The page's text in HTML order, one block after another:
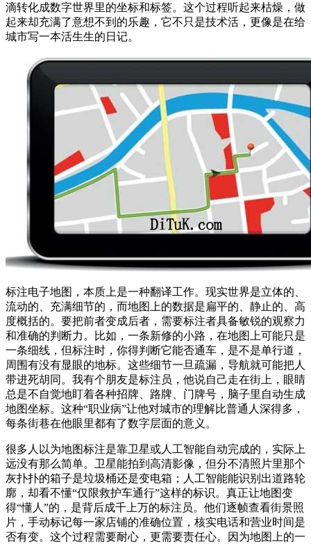
滴转化成数字世界里的坐标和标签。这个过程听起来枯燥，做
起来却充满了意想不到的乐趣，它不只是技术活，更像是在给
城市写一本活生生的日记。
标注电子地图，本质上是一种翻译工作。现实世界是立体的、
流动的、充满细节的，而地图上的数据是扁平的、静止的、高
度概括的。要把前者变成后者，需要标注者具备敏锐的观察力
和准确的判断力。比如，一条新修的小路，在地图上可能只是
一条细线，但标注时，你得判断它能否通车，是不是单行道，
周围有没有显眼的地标。这些细节一旦疏漏，导航就可能把人
带进死胡同。我有个朋友是标注员，他说自己走在街上，眼睛
总是不自觉地盯着各种招牌、路牌、门牌号，脑子里自动生成
地图坐标。这种“职业病”让他对城市的理解比普通人深得多，
每条街巷在他眼里都有了数字层面的意义。
很多人以为地图标注是靠卫星或人工智能自动完成的，实际上
远没有那么简单。卫星能拍到高清影像，但分不清照片里那个
灰扑扑的箱子是垃圾桶还是变电箱；人工智能能识别出道路轮
廓，却看不懂“仅限救护车通行”这样的标识。真正让地图变
得“懂人”的，是背后成千上万的标注员。他们逐帧查看街景照
片，手动标记每一家店铺的准确位置，核实电话和营业时间是
否有变。这个过程需要耐心，更需要责任心。因为地图上的一